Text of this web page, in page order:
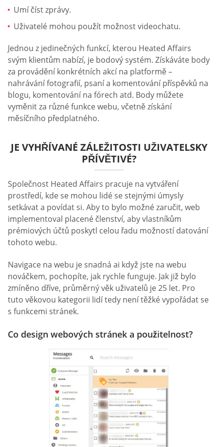
Umí číst zprávy.
Uživatelé mohou použít možnost videochatu.
Jednou z jedinečných funkcí, kterou Heated Affairs
svým klientům nabízí, je bodový systém. Získáváte body
za provádění konkrétních akcí na platformě –
nahrávání fotografií, psaní a komentování příspěvků na
blogu, komentování na fórech atd. Body můžete
vyměnit za různé funkce webu, včetně získání
měsíčního předplatného.
JE VYHŘÍVANÉ ZÁLEŽITOSTI UŽIVATELSKY
PŘÍVĚTIVÉ?
Společnost Heated Affairs pracuje na vytváření
prostředí, kde se mohou lidé se stejnými úmysly
setkávat a povídat si. Aby to bylo možné zaručit, web
implementoval placené členství, aby vlastníkům
prémiových účtů poskytl celou řadu možností datování
tohoto webu.
Navigace na webu je snadná ai když jste na webu
nováčkem, pochopíte, jak rychle funguje. Jak již bylo
zmíněno dříve, průměrný věk uživatelů je 25 let. Pro
tuto věkovou kategorii lidí tedy není těžké vypořádat se
s funkcemi stránek.
Co design webových stránek a použitelnost?